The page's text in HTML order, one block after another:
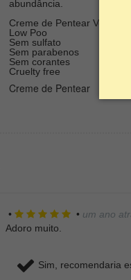
abundância.
Creme de Pentear Vegano
Low Poo
Sem sulfato
Sem parabenos
Sem corantes
Cruelty free
Creme de Pentear
• • um ano
Adoro muito.
Sim, recomendaria